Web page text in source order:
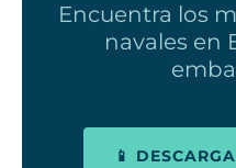
Encuentra los
navales en
📱